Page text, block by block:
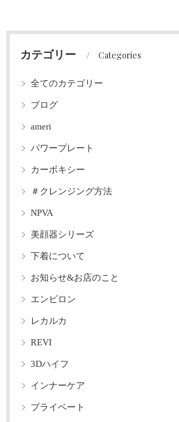
カテゴリー Categories
全てのカテゴリー
ブログ
ameri
パワープレート
カーボキシー
＃クレンジング方法
NPVA
美顔器シリーズ
下着について
お知らせ&お店のこと
エンビロン
レカルカ
REVI
3Dハイフ
インナーケア
プライベート